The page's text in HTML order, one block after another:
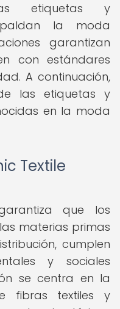
etiquetas y
la moda
garantizan
con estándares
A continuación,
las etiquetas y
en la moda
Textile
que los
materias primas
cumplen
y sociales
se centra en la
fibras textiles y